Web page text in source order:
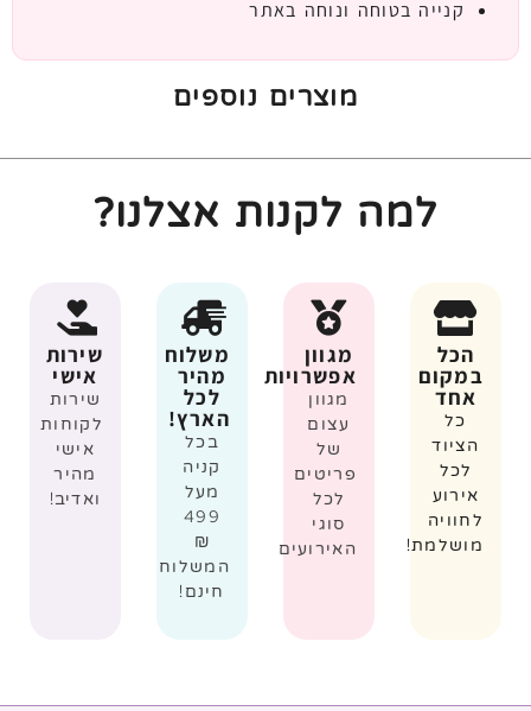
קנייה בטוחה ונוחה באתר
מוצרים נוספים
למה לקנות אצלנו?
הכל
במקום
אחד
כל
הציוד
לכל
אירוע
לחוויה
מושלמת!
מגוון
אפשרויות
מגוון
עצום
של
פריטים
לכל
סוגי
האירועים
משלוח
מהיר
לכל
הארץ!
בכל
קניה
מעל
499
₪
המשלוח
חינם!
שירות
אישי
שירות
לקוחות
אישי
מהיר
ואדיב!